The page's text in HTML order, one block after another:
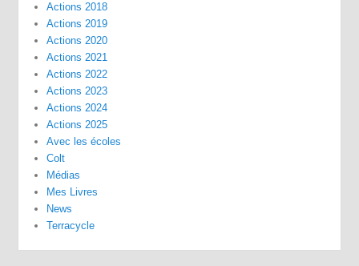
Actions 2018
Actions 2019
Actions 2020
Actions 2021
Actions 2022
Actions 2023
Actions 2024
Actions 2025
Avec les écoles
Colt
Médias
Mes Livres
News
Terracycle